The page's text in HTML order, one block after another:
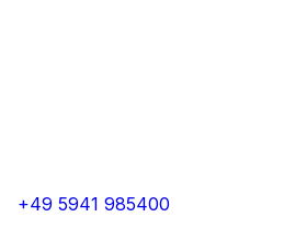
+49 5941 985400